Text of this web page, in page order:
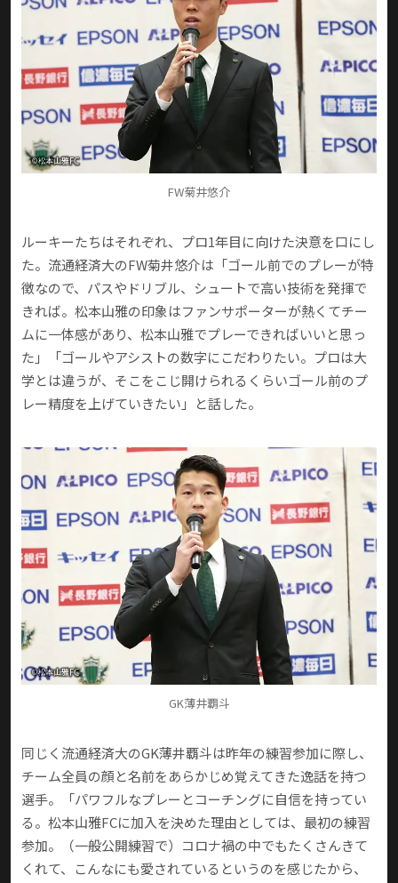
FW菊井悠介
ルーキーたちはそれぞれ、プロ1年目に向けた決意を口にし
た。流通経済大のFW菊井悠介は「ゴール前でのプレーが特
徴なので、パスやドリブル、シュートで高い技術を発揮で
きれば。松本山雅の印象はファンサポーターが熱くてチー
ムに一体感があり、松本山雅でプレーできればいいと思っ
た」「ゴールやアシストの数字にこだわりたい。プロは大
学とは違うが、そこをこじ開けられるくらいゴール前のプ
レー精度を上げていきたい」と話した。
GK薄井覇斗
同じく流通経済大のGK薄井覇斗は昨年の練習参加に際し、
チーム全員の顔と名前をあらかじめ覚えてきた逸話を持つ
選手。「パワフルなプレーとコーチングに自信を持ってい
る。松本山雅FCに加入を決めた理由としては、最初の練習
参加。（一般公開練習で）コロナ禍の中でもたくさんきて
くれて、こんなにも愛されているというのを感じたから、